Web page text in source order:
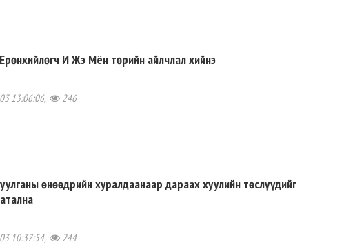
И Жэ Мён төрийн айлчлал хийнэ
13:06:06, 246
өнөөдрийн хуралдаанаар дараах хуулийн төслүүдийг
10:37:54, 244